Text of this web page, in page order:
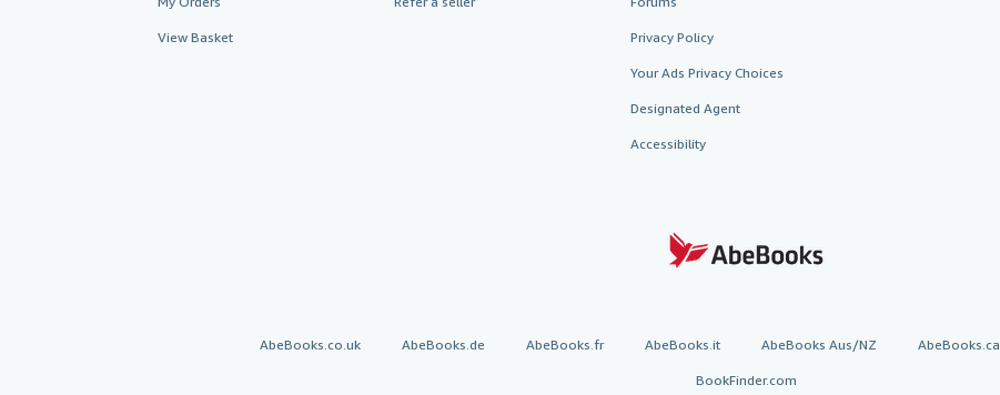
View Basket Privacy Policy
Your Ads Privacy Choices
Designated Agent
Accessibility
AbeBooks.co.uk AbeBooks.de AbeBooks.fr AbeBooks.it AbeBooks Aus/NZ AbeBooks.ca
BookFinder.com